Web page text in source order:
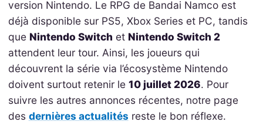
version Nintendo. Le RPG de Bandai Namco est
déjà disponible sur PS5, Xbox Series et PC, tandis
que Nintendo Switch et Nintendo Switch 2
attendent leur tour. Ainsi, les joueurs qui
découvrent la série via l’écosystème Nintendo
doivent surtout retenir le 10 juillet 2026. Pour
suivre les autres annonces récentes, notre page
des dernières actualités reste le bon réflexe.